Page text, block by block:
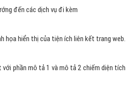
đến các dịch vụ đi kèm
họa hiển thị của tiện ích liên kết trang web.
phần mô tả 1 và mô tả 2 chiếm diện tích